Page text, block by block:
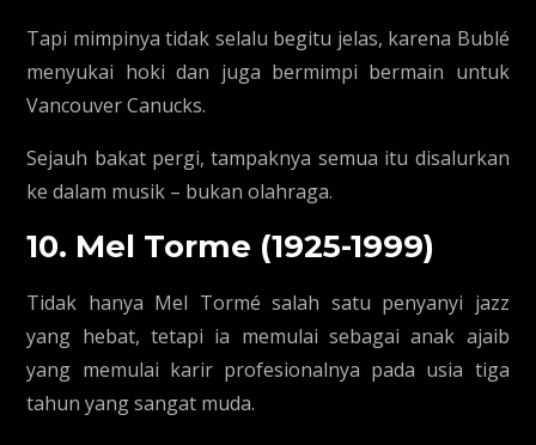
Tapi mimpinya tidak selalu begitu jelas, karena Bublé
menyukai hoki dan juga bermimpi bermain untuk
Vancouver Canucks.
Sejauh bakat pergi, tampaknya semua itu disalurkan
ke dalam musik – bukan olahraga.
10. Mel Torme (1925-1999)
Tidak hanya Mel Tormé salah satu penyanyi jazz
yang hebat, tetapi ia memulai sebagai anak ajaib
yang memulai karir profesionalnya pada usia tiga
tahun yang sangat muda.